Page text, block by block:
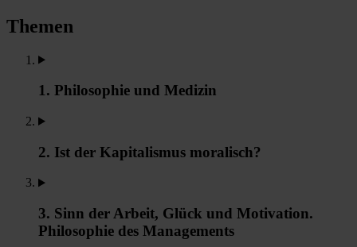
Themen
1. Philosophie und Medizin
2. Ist der Kapitalismus moralisch?
3. Sinn der Arbeit, Glück und Motivation.
Philosophie des Managements